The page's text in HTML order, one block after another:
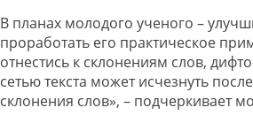
В планах молодого ученого –
проработать его практическое
отнестись к склонениям слов,
сетью текста может исчезнуть
склонения слов», – подчеркивает